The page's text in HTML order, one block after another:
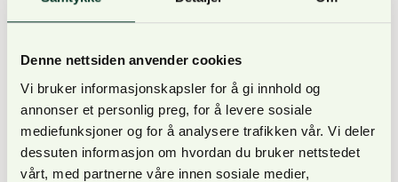
Denne nettsiden anvender cookies
Vi bruker informasjonskapsler for å gi innhold og
annonser et personlig preg, for å levere sosiale
mediefunksjoner og for å analysere trafikken vår. Vi deler
dessuten informasjon om hvordan du bruker nettstedet
vårt, med partnerne våre innen sosiale medier,
estimater over hvor mye av skogen som har blitt
Landsskogtakseringen er verdens eldste nasjonale
skogtaksering, og feiret i 2019 hundreårsjubileum. I
dag består Landsskogtakseringen av et rutenett på
i alt 27.000 prøveflater som dekker hele Norge.